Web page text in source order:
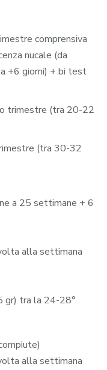
comprensiva
nucale (da
+6 giorni) + bi test
trimestre (tra 20-22
(tra 30-32
a 25 settimane + 6
alla settimana
gr) tra la 24-28°
alla settimana